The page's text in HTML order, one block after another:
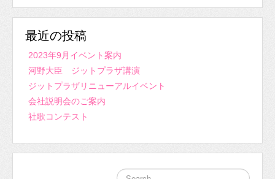
最近の投稿
2023年9月イベント案内
河野大臣 ジットプラザ講演
ジットプラザリニューアルイベント
会社説明会のご案内
社歌コンテスト